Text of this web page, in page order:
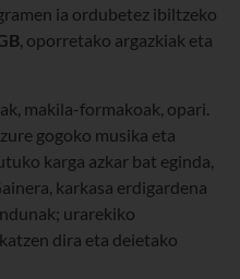
ia ordubetez ibiltzeko
, oporretako argazkiak eta
makila-formakoak, opari.
gogoko musika eta
karga azkar bat eginda,
karkasa erdigardena
urarekiko
dira eta deietako